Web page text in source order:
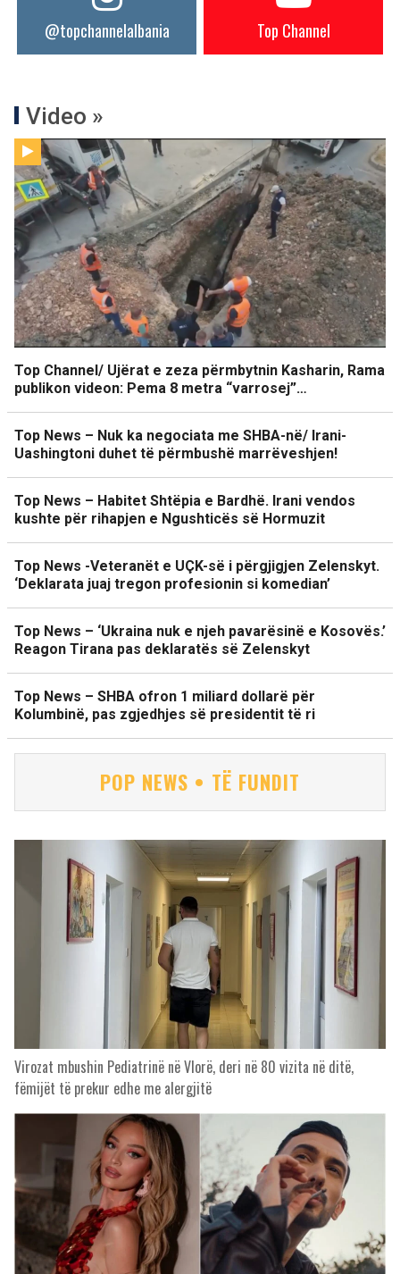
@topchannelalbania Top Channel
Video »
Top Channel/ Ujërat e zeza përmbytnin Kasharin, Rama
publikon videon: Pema 8 metra “varrosej”…
Top News – Nuk ka negociata me SHBA-në/ Irani-
Uashingtoni duhet të përmbushë marrëveshjen!
Top News – Habitet Shtëpia e Bardhë. Irani vendos
kushte për rihapjen e Ngushticës së Hormuzit
Top News -Veteranët e UÇK-së i përgjigjen Zelenskyt.
‘Deklarata juaj tregon profesionin si komedian’
Top News – ‘Ukraina nuk e njeh pavarësinë e Kosovës.’
Reagon Tirana pas deklaratës së Zelenskyt
Top News – SHBA ofron 1 miliard dollarë për
Kolumbinë, pas zgjedhjes së presidentit të ri
POP NEWS • TË FUNDIT
Virozat mbushin Pediatrinë në Vlorë, deri në 80 vizita në ditë,
fëmijët të prekur edhe me alergjitë